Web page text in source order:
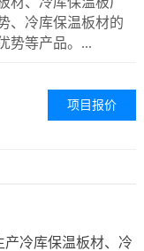
、冷库保温板材的
势等产品。...
项目报价
产冷库保温板材、冷